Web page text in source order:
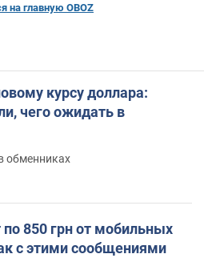
на главную OBOZ
курсу доллара:
чего ожидать в
обменниках
850 грн от мобильных
с этими сообщениями